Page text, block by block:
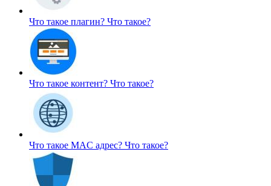
Что такое плагин? Что такое?
Что такое контент? Что такое?
Что такое MAC адрес? Что такое?